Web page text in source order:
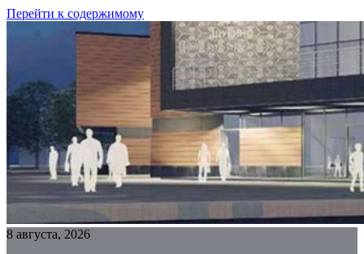
Перейти к содержимому
8 августа, 2026